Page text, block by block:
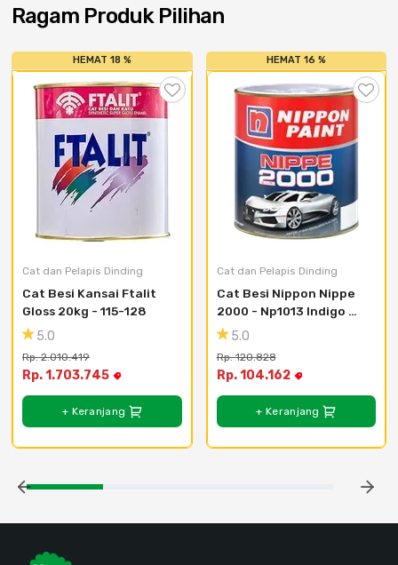
Ragam Produk Pilihan
HEMAT 18 %
Cat dan Pelapis Dinding
Cat Besi Kansai Ftalit
Gloss 20kg - 115-128
5.0
Rp. 2.010.419
Rp. 1.703.745
+ Keranjang
HEMAT 16 %
Cat dan Pelapis Dinding
Cat Besi Nippon Nippe
2000 - Np1013 Indigo
Blue Vespa
5.0
Rp. 120.828
Rp. 104.162
+ Keranjang